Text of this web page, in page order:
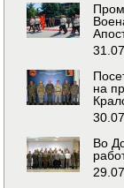
на
Во